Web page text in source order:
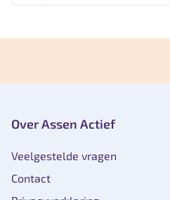
Over Assen Actief
Veelgestelde vragen
Contact